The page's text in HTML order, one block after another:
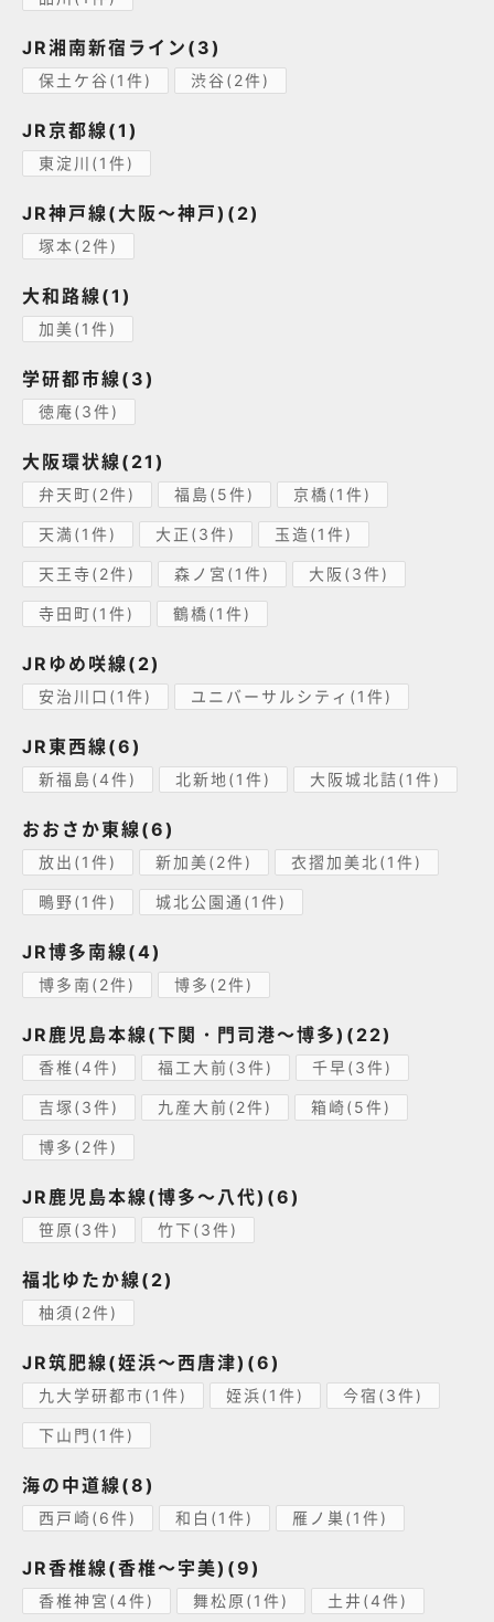
JR湘南新宿ライン(3)
保土ケ谷(1件) 渋谷(2件)
JR京都線(1)
東淀川(1件)
JR神戸線(大阪～神戸)(2)
塚本(2件)
大和路線(1)
加美(1件)
学研都市線(3)
徳庵(3件)
大阪環状線(21)
弁天町(2件) 福島(5件) 京橋(1件)
天満(1件) 大正(3件) 玉造(1件)
天王寺(2件) 森ノ宮(1件) 大阪(3件)
寺田町(1件) 鶴橋(1件)
JRゆめ咲線(2)
安治川口(1件) ユニバーサルシティ(1件)
JR東西線(6)
新福島(4件) 北新地(1件) 大阪城北詰(1件)
おおさか東線(6)
放出(1件) 新加美(2件) 衣摺加美北(1件)
鴫野(1件) 城北公園通(1件)
JR博多南線(4)
博多南(2件) 博多(2件)
JR鹿児島本線(下関・門司港～博多)(22)
香椎(4件) 福工大前(3件) 千早(3件)
吉塚(3件) 九産大前(2件) 箱崎(5件)
博多(2件)
JR鹿児島本線(博多～八代)(6)
笹原(3件) 竹下(3件)
福北ゆたか線(2)
柚須(2件)
JR筑肥線(姪浜～西唐津)(6)
九大学研都市(1件) 姪浜(1件) 今宿(3件)
下山門(1件)
海の中道線(8)
西戸崎(6件) 和白(1件) 雁ノ巣(1件)
JR香椎線(香椎～宇美)(9)
香椎神宮(4件) 舞松原(1件) 土井(4件)